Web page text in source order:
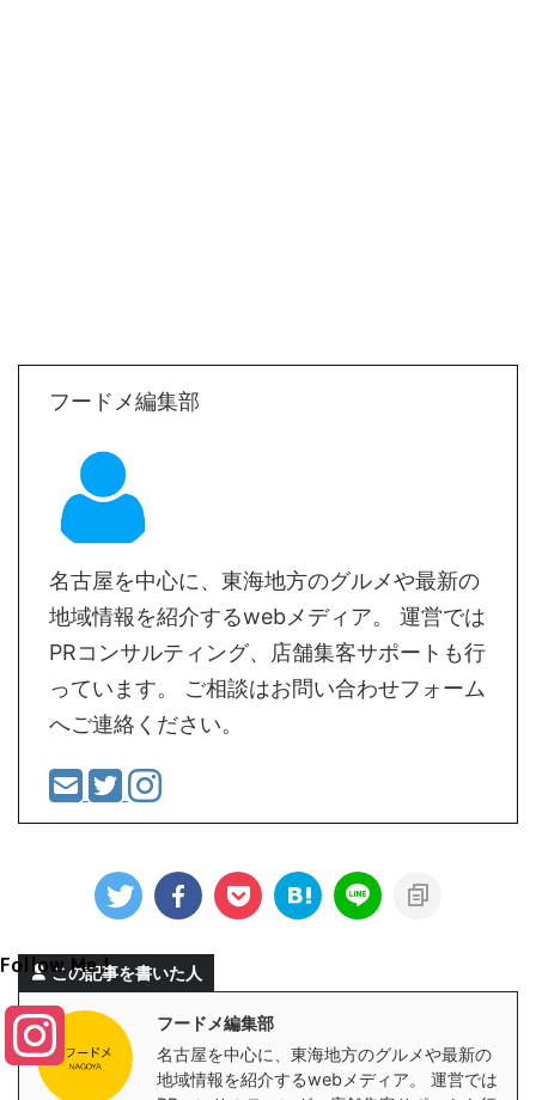
フードメ編集部
名古屋を中心に、東海地方のグルメや最新の
地域情報を紹介するwebメディア。 運営では
PRコンサルティング、店舗集客サポートも行
っています。 ご相談はお問い合わせフォーム
へご連絡ください。
この記事を書いた人
フードメ編集部
名古屋を中心に、東海地方のグルメや最新の
地域情報を紹介するwebメディア。 運営では
Follow Me！